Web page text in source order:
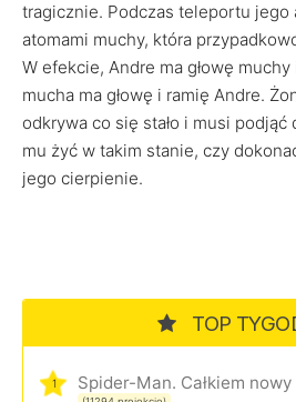
tragicznie. Podczas teleportu jego
atomami muchy, która
W efekcie, Andre ma głowę
mucha ma głowę i ramię Andre.
odkrywa co się stało i musi
mu żyć w takim stanie, czy
jego cierpienie.
TOP
1